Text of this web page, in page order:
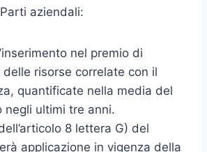
aziendali:
nel premio di
risorse correlate con il
quantificate nella media del
negli ultimi tre anni.
8 let­tera G) del
applicazione in vigenza della